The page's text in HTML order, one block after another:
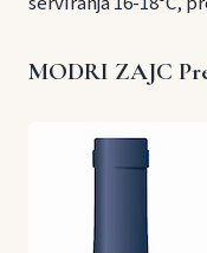
MODRI ZAJC